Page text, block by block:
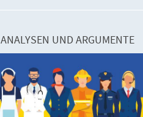
ANALYSEN UND ARGUMENTE